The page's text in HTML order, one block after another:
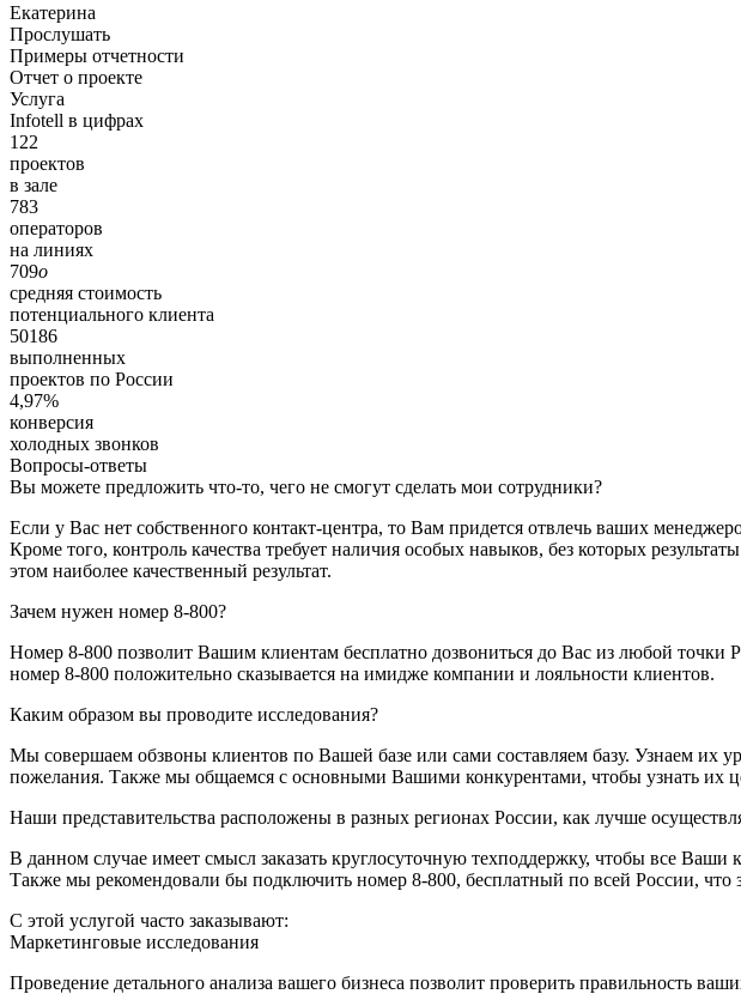
Екатерина
Прослушать
Примеры отчетности
Отчет о проекте
Услуга
Infotell в цифрах
122
проектов
в зале
783
операторов
на линиях
709o
средняя стоимость
потенциального клиента
50186
выполненных
проектов по России
4,97%
конверсия
холодных звонков
Вопросы-ответы
Вы можете предложить что-то, чего не смогут сделать мои сотрудники?
Если у Вас нет собственного контакт-центра, то Вам придется отвлечь ваших
Кроме того, контроль качества требует наличия особых навыков, без которых
этом наиболее качественный результат.
Зачем нужен номер 8-800?
Номер 8-800 позволит Вашим клиентам бесплатно дозвониться до Вас из любой точки
номер 8-800 положительно сказывается на имидже компании и лояльности клиентов.
Каким образом вы проводите исследования?
Мы совершаем обзвоны клиентов по Вашей базе или сами составляем базу. Узнаем их
пожелания. Также мы общаемся с основными Вашими конкурентами, чтобы узнать их
Наши представительства расположены в разных регионах России, как лучше
В данном случае имеет смысл заказать круглосуточную техподдержку, чтобы все
Также мы рекомендовали бы подключить номер 8-800, бесплатный по всей России, что
С этой услугой часто заказывают:
Маркетинговые исследования
Проведение детального анализа вашего бизнеса позволит проверить правильность